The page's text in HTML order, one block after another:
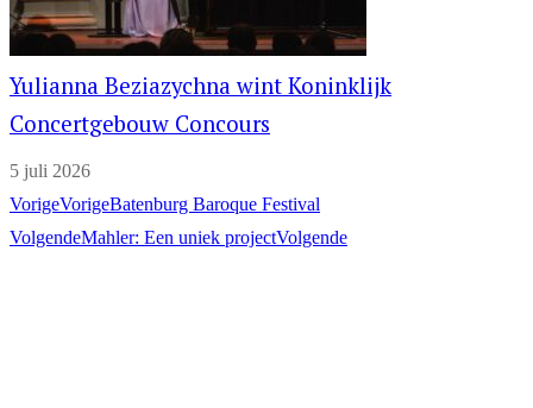
Yulianna Beziazychna wint Koninklijk
Concertgebouw Concours
5 juli 2026
VorigeVorigeBatenburg Baroque Festival
VolgendeMahler: Een uniek projectVolgende